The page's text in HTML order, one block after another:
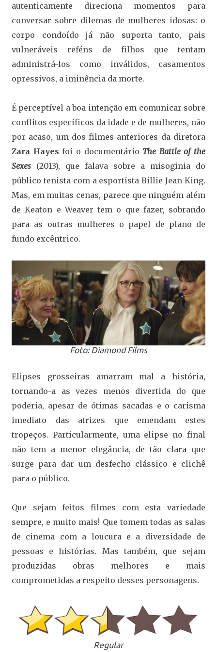
autenticamente direciona momentos para
conversar sobre dilemas de mulheres idosas: o
corpo condoído já não suporta tanto, pais
vulneráveis reféns de filhos que tentam
administrá-los como inválidos, casamentos
opressivos, a iminência da morte.
É perceptível a boa intenção em comunicar sobre
conflitos específicos da idade e de mulheres, não
por acaso, um dos filmes anteriores da diretora
Zara Hayesfoi o documentário The Battle of the
Sexes (2013), que falava sobre a misoginia do
público tenista com a esportista Billie Jean King.
Mas, em muitas cenas, parece que ninguém além
de Keaton e Weaver tem o que fazer, sobrando
para as outras mulheres o papel de plano de
fundo excêntrico.
Foto: Diamond Films
Elipses grosseiras amarram mal a história,
tornando-a as vezes menos divertida do que
poderia, apesar de ótimas sacadas e o carisma
imediato das atrizes que emendam estes
tropeços. Particularmente, uma elipse no final
não tem a menor elegância, de tão clara que
surge para dar um desfecho clássico e clichê
para o público.
Que sejam feitos filmes com esta variedade
sempre, e muito mais! Que tomem todas as salas
de cinema com a loucura e a diversidade de
pessoas e histórias. Mas também, que sejam
produzidas obras melhores e mais
comprometidas a respeito desses personagens.
Regular